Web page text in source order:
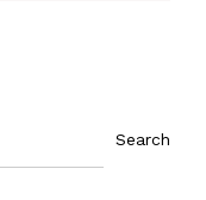
Search